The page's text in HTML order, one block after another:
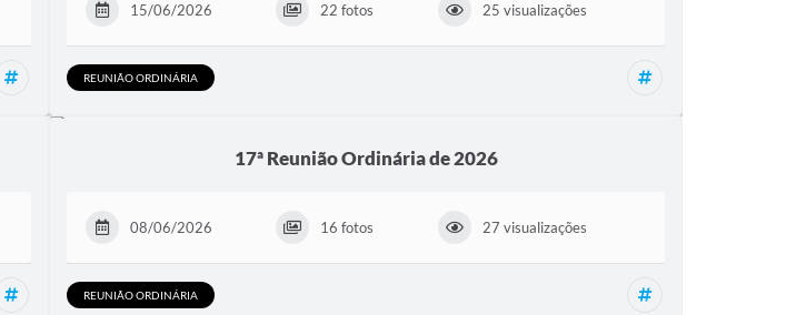
Audiencia, Reuniões
15/06/2026 22 fotos 25 visualizações
REUNIÃO ORDINÁRIA
Reunião Extraordinária
17ª Reunião Ordinária de 2026
08/06/2026 16 fotos 27 visualizações
REUNIÃO ORDINÁRIA